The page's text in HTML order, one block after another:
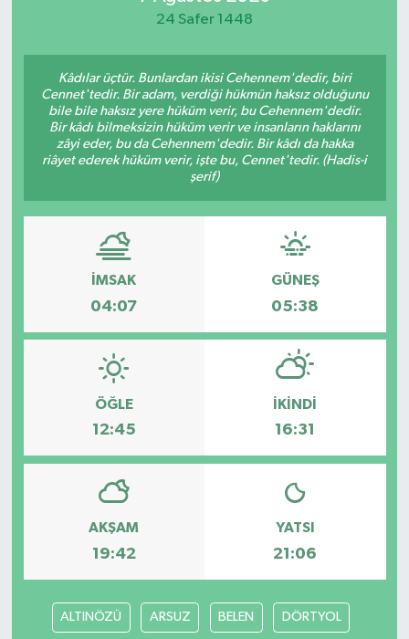
24 Safer 1448
Kâdılar üçtür. Bunlardan ikisi Cehennem'dedir, biri
Cennet'tedir. Bir adam, verdiği hükmün haksız olduğunu
bile bile haksız yere hüküm verir, bu Cehennem'dedir.
Bir kâdı bilmeksizin hüküm verir ve insanların haklarını
zâyi eder, bu da Cehennem'dedir. Bir kâdı da hakka
riâyet ederek hüküm verir, işte bu, Cennet'tedir. (Hadis-i
şerif)
İMSAK
04:07
GÜNEŞ
05:38
ÖĞLE
12:45
İKINDI
16:31
AKŞAM
19:42
YATSI
21:06
ALTINÖZÜ ARSUZ BELEN DÖRTYOL